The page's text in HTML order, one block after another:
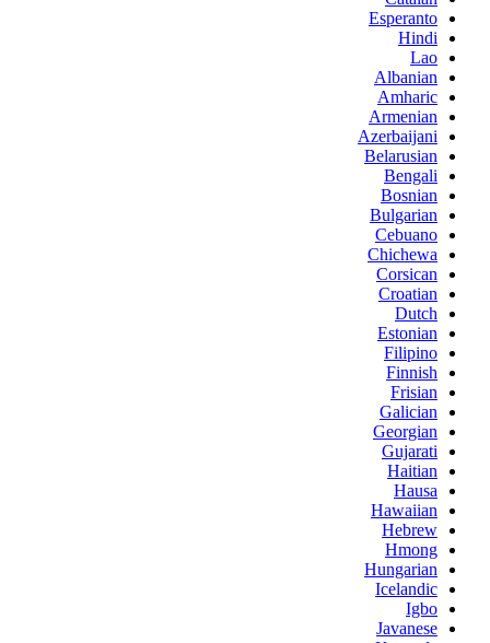
Esperanto
Hindi
Lao
Albanian
Amharic
Armenian
Azerbaijani
Belarusian
Bengali
Bosnian
Bulgarian
Cebuano
Chichewa
Corsican
Croatian
Dutch
Estonian
Filipino
Finnish
Frisian
Galician
Georgian
Gujarati
Haitian
Hausa
Hawaiian
Hebrew
Hmong
Hungarian
Icelandic
Igbo
Javanese